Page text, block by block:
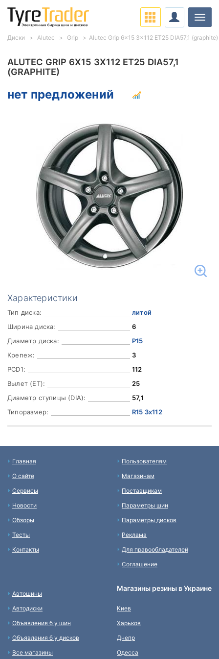
ALUTEC GRIP 6X15 3X112 ET25 DIA57,1
(GRAPHITE)
нет предложений
Характеристики
Тип диска:
литой
Ширина диска:
6
Диаметр диска:
Р15
Крепеж:
3
PCD1:
112
Вылет (ET):
25
Диаметр ступицы (DIA):
57,1
Типоразмер:
R15 3x112
Диски Alutec Grip Alutec Grip 6x15 3x112 ET25 DIA57,1 (graphite)
Главная
О сайте
Сервисы
Новости
Обзоры
Тесты
Контакты
Пользователям
Магазинам
Поставщикам
Параметры шин
Параметры дисков
Реклама
Для правообладателей
Соглашение
Автошины
Автодиски
Объявления б у шин
Объявления б у дисков
Все магазины
Магазины резины в Украине
Киев
Харьков
Днепр
Одесса